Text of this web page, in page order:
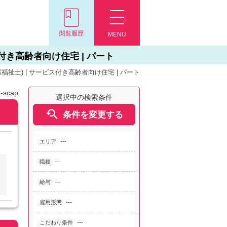
MENU
閲覧履歴
き高齢者向け住宅 | パート
祉士) | サービス付き高齢者向け住宅 | パート
選択中の検索条件
 条件を変更する
エリア ---
職種 ---
給与 ---
雇用形態 ---
こだわり条件 ---
scap